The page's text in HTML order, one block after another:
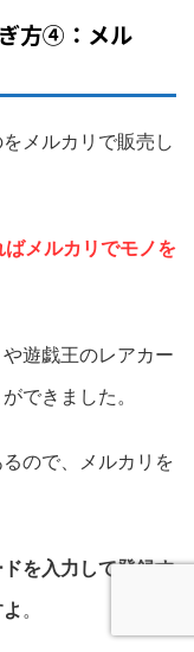
方④：メル
メルカリで販売し
メルカリでモノを
遊戯王のレアカー
できました。
ので、メルカリを
を入力して登録す
。